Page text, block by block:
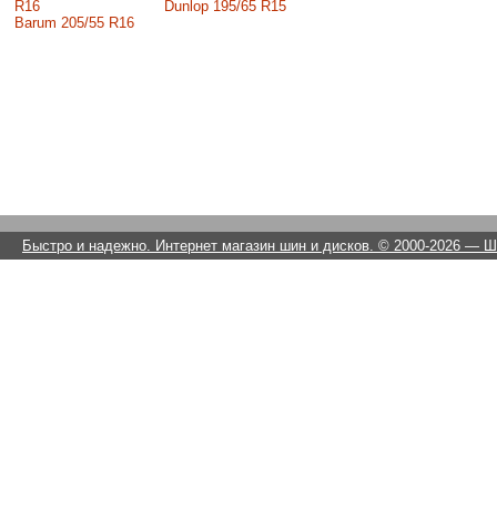
R16
Barum 205/55 R16
Dunlop 195/65 R15
Быстро и надежно. Интернет магазин шин и дисков. © 2000-2026 —